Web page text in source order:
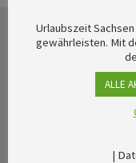
Urlaubszeit
gewährleisten. Mit
ALLE
|